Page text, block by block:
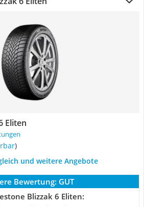
Eliten
)
und weitere Angebote
Bewertung: GUT
Blizzak 6 Eliten: